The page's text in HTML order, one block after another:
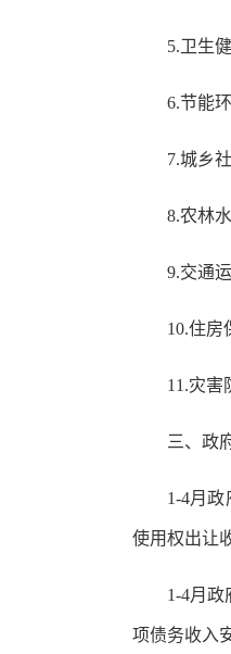
5.卫生
6.节能
7.城乡
8.农林
9.交通
10.住房
11.灾害
三、政
1-4月
使用权出让
1-4月政
项债务收入